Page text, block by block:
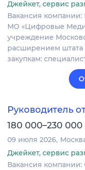
Джейкет, сервис
Вакансия
МО «Цифровые
учреждение
расширением штата
закупкам:
Руководитель
180 000–230 000
09 июля 2026
Джейкет, сервис
Вакансия